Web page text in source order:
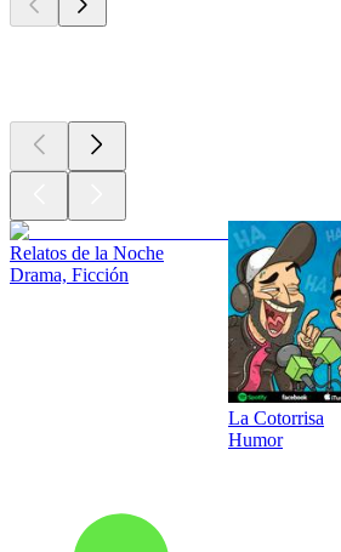
Relatos de la Noche
Drama, Ficción
La Cotorrisa
Humor